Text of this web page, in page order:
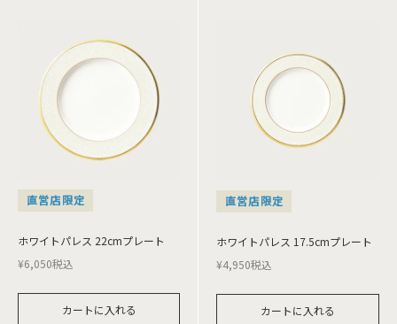
直営店限定
ホワイトパレス 22cmプレート
¥6,050税込
カートに入れる
直営店限定
ホワイトパレス 17.5cmプレート
¥4,950税込
カートに入れる